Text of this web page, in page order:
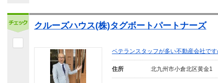
クルーズハウス(株)タグボートパートナーズ
ベテランスタッフが多い不動産会社で
住所 北九州市小倉北区黄金1